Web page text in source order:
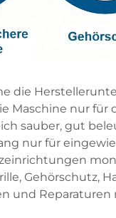
die
Maschine nur für
sauber, gut
nur für
Gehörschutz,
und